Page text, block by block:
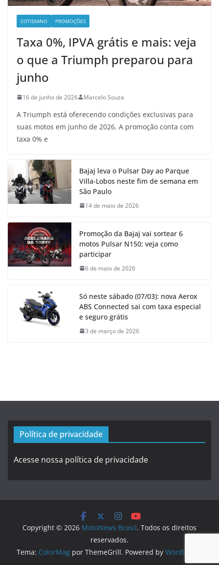
COTIDIANO PROMOÇÕES
Taxa 0%, IPVA grátis e mais: veja
o que a Triumph preparou para
junho
16 de junho de 2026 Marcelo Souza
A Triumph está oferecendo condições exclusivas para
suas motos em junho de 2026. A promoção conta com
taxa 0% e
Bajaj leva o Pulsar Day ao Parque
Villa-Lobos neste fim de semana em
São Paulo
14 de maio de 2026
Promoção da Bajaj vai sortear 6
motos Pulsar N150; veja como
participar
6 de maio de 2026
Só neste sábado (07/03): nova Aerox
ABS Connected sai com taxa especial
e seguro grátis
3 de março de 2026
Política de privacidade
Acesse nossa política de privacidade
Copyright © 2026 MotoNews Brasil. Todos os direitos
reservados.
Tema: ColorMag por ThemeGrill. Powered by WordPress